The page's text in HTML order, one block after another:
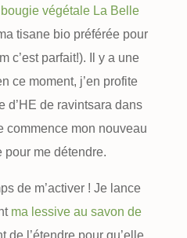
bougie végétale La Belle
tisane bio préférée pour
c’est parfait!). Il y a une
ce moment, j’en profite
d’HE de ravintsara dans
commence mon nouveau
pour me détendre.
de m’activer ! Je lance
ma lessive au savon de
de l’étendre pour qu’elle